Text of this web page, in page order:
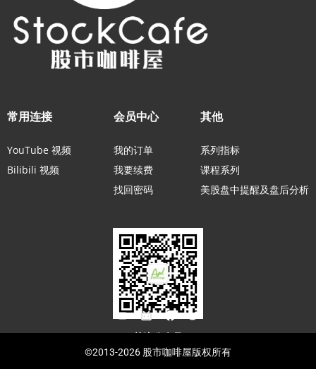
常用连接
YouTube 视频
Bilibili 视频
会员中心
我的订单
我要续费
找回密码
其他
系列指标
课程系列
美股盘中提醒及盘后分析
关注公众号
©2013-2026 股市咖啡屋版权所有